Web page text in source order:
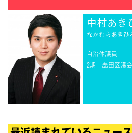
中村あき
なかむらあきひ
自治体議員
2期 墨田区議会